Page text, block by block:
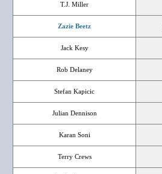
T.J. Miller
Zazie Beetz
Jack Kesy
Rob Delaney
Stefan Kapicic
Julian Dennison
Karan Soni
Terry Crews